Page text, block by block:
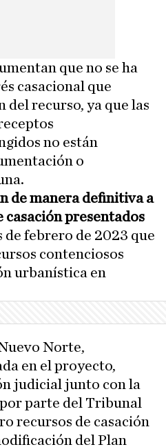
que no se ha
casacional que
recurso, ya que las
no están
o
de manera definitiva a
casación presentados
de febrero de 2023 que
contenciosos
urbanística en
Norte,
en el proyecto,
judicial junto con la
parte del Tribunal
recursos de casación
del Plan